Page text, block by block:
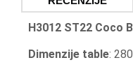
H3012 ST22 Coco
Dimenzije table: